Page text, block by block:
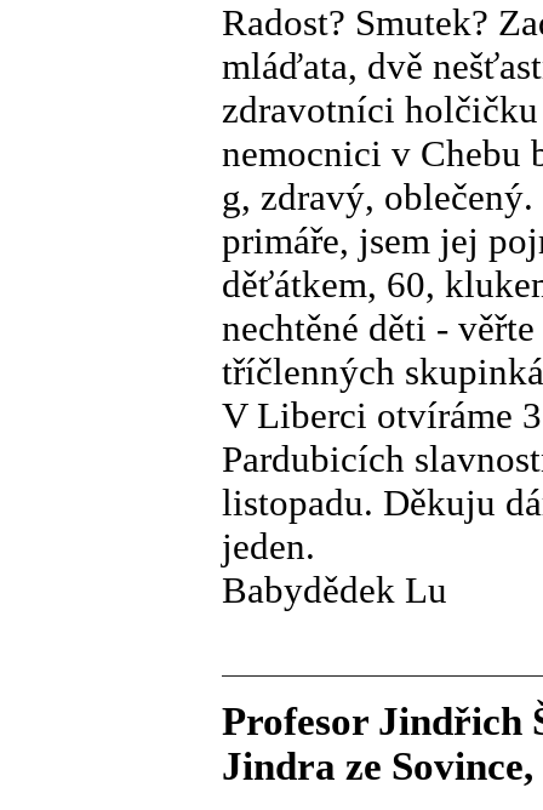
Radost? Smutek?
mláďata, dvě
zdravotníci
nemocnici v Chebu
g, zdravý,
primáře, jsem jej
děťátkem, 60,
nechtěné děti -
tříčlenných
V Liberci otvíráme
Pardubicích
listopadu. Děkuju
jeden.
Babydědek Lu
Profesor Jindřich
Jindra ze